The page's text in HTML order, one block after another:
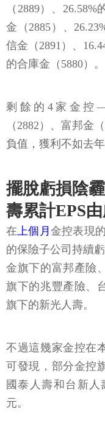
（2889）、
金（2885）、
信金（2891）、
的合庫金（5880）。
剩餘的4家金控
（2882）、富邦金
負值，獲利不如去
擺脫虧損陰
壽累計EPS
在上個月 金控表現
的保險子公司持續
金旗下的富邦產險
旗下的兆豐產險、
旗下的新光人壽。
不過這幾家金控在
可發現，部分金控
國泰人壽和台新人
元。